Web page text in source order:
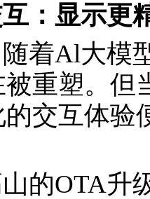
： 显示更
着Al大模
重塑。但
交互体验
的OTA升